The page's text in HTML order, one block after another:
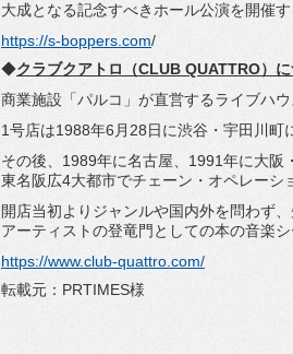
大成と なる記念すべきホール公演を開催
https://s-boppers.com/
◆クラブクアトロ（CLUB QUATTRO）
商業施設「パルコ」が直営するライブハウ
1号店は1988年6月28日に渋谷・宇田川町
その後、1989年に名古屋、1991年に大阪
東名阪広4大都市でチェーン・ オペレーシ
開店当初よりジャンルや国内外を問わず、
アーティストの登竜門としての本の音楽
https://www.club-quattro.com/
転載元：PRTIMES様